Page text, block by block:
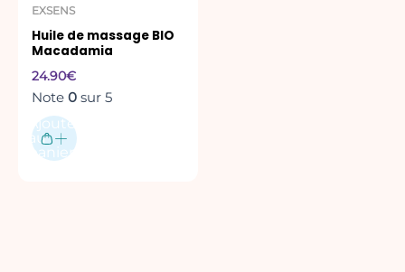
EXSENS
Huile de massage BIO
Macadamia
24.90€
Note 0 sur 5
Ajouter
au
panier